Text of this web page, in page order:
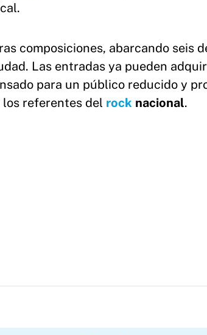
composiciones, abarcando seis
Las entradas ya pueden
para un público reducido y
los referentes del rock nacional.